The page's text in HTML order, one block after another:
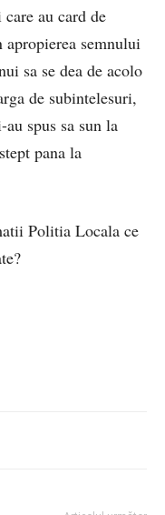
au card de
semnului
sa se dea de acolo
de subintelesuri,
spus sa sun la
pana la
Politia Locala ce